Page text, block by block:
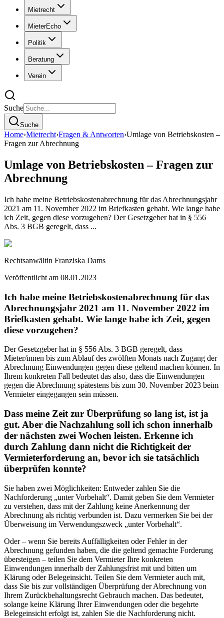
Mietrecht
MieterEcho
Politik
Beratung
Verein
Suche
Suche
Home›Mietrecht›Fragen & Antworten›Umlage von Betriebskosten –
Fragen zur Abrechnung
Umlage von Betriebskosten – Fragen zur
Abrechnung
Ich habe meine Betriebskostenabrechnung für das Abrechnungsjahr
2021 am 11. November 2022 im Briefkasten gehabt. Wie lange habe
ich Zeit, gegen diese vorzugehen? Der Gesetzgeber hat in § 556
Abs. 3 BGB geregelt, dass ...
Rechtsanwältin Franziska Dams
Veröffentlicht am 08.01.2023
Ich habe meine Betriebskostenabrechnung für das
Abrechnungsjahr 2021 am 11. November 2022 im
Briefkasten gehabt. Wie lange habe ich Zeit, gegen
diese vorzugehen?
Der Gesetzgeber hat in § 556 Abs. 3 BGB geregelt, dass
Mieter/innen bis zum Ablauf des zwölften Monats nach Zugang der
Abrechnung Einwendungen gegen diese geltend machen können. In
Ihrem konkreten Fall bedeutet das also, dass die Einwendungen
gegen die Abrechnung spätestens bis zum 30. November 2023 beim
Vermieter eingegangen sein müssen.
Dass meine Zeit zur Überprüfung so lang ist, ist ja
gut. Aber die Nachzahlung soll ich schon innerhalb
der nächsten zwei Wochen leisten. Erkenne ich
durch Zahlung dann nicht die Richtigkeit der
Vermieterforderung an, bevor ich sie tatsächlich
überprüfen konnte?
Sie haben zwei Möglichkeiten: Entweder zahlen Sie die
Nachforderung „unter Vorbehalt“. Damit geben Sie dem Vermieter
zu verstehen, dass mit der Zahlung keine Anerkennung der
Abrechnung als richtig verbunden ist. Dazu vermerken Sie bei der
Überweisung im Verwendungszweck „unter Vorbehalt“.
Oder – wenn Sie bereits Auffälligkeiten oder Fehler in der
Abrechnung gefunden haben, die die geltend gemachte Forderung
übersteigen – teilen Sie dem Vermieter Ihre konkreten
Einwendungen innerhalb der Zahlungsfrist mit und bitten um
Klärung oder Belegeinsicht. Teilen Sie dem Vermieter auch mit,
dass Sie bis zur vollständigen Überprüfung der Abrechnung von
Ihrem Zurückbehaltungsrecht Gebrauch machen. Das bedeutet,
solange keine Klärung Ihrer Einwendungen oder die begehrte
Belegeinsicht erfolgt ist, zahlen Sie die Nachforderung nicht.